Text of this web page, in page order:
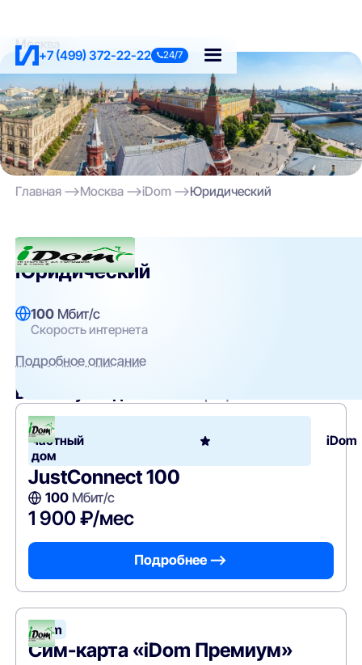
+7 (499) 372-22-22 24/7
Москва
Главная Москва iDom Юридический
iDom
Юридический
100 Мбит/с
Скорость интернета
Подробное описание
Вам могут подойти
В
частный
дом
iDom
JustConnect 100
100Мбит/с
1 900 ₽/мес
Подробнее —>
iDom
Сим-карта «iDom Премиум»